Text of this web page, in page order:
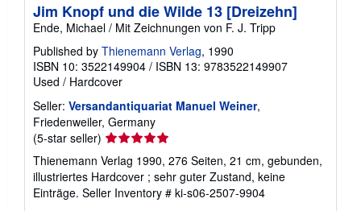
Jim Knopf und die Wilde 13 [Dreizehn]
Ende, Michael / Mit Zeichnungen von F. J. Tripp
Published by Thienemann Verlag, 1990
ISBN 10: 3522149904 / ISBN 13: 9783522149907
Used / Hardcover
Seller: Versandantiquariat Manuel Weiner,
Friedenweiler, Germany
(5-star seller) Seller
rating
5
out
of
Thienemann Verlag 1990, 276 Seiten, 21 cm, gebunden,
illustriertes Hardcover ; sehr guter Zustand, keine
Einträge. Seller Inventory # ki-s06-2507-9904